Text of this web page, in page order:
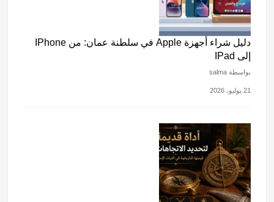
دليل شراء أجهزة Apple في سلطنة عمان: من IPhone
إلى IPad
بواسطة salma
21 يوليو، 2026